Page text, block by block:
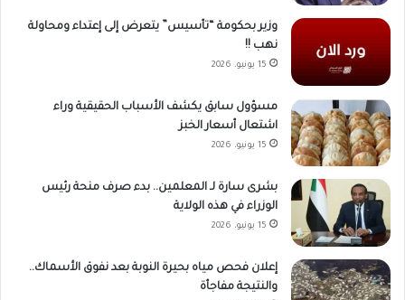
وزير بحكومة “تأسيس” يتعرض إلى إعتداء ومحاولة
نهب !!
15 يونيو، 2026
مسؤول سابق يكشف الأسباب الحقيقية وراء
اشتعال أسعار الخبز
15 يونيو، 2026
بشرى سارة لـ المعلمين.. بدء صرف منحة رئيس
الوزراء في هذه الولاية
15 يونيو، 2026
إعلان فحص مياه بحيرة النوبة بعد نفوق الأسماك..
والنتيجة مفاجأة